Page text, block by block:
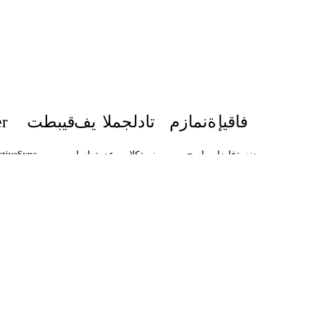
فاقيإ ةنمازم تادلجملا يفقيبطت
دنع ةفاضإ باسحديرب ينورتكلإ موعدمةطساوب